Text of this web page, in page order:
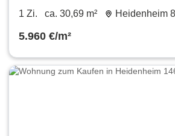
182.900 € 30.69 m²
1 Zi. ca. 30,69 m² Heidenheim
5.960 €/m²